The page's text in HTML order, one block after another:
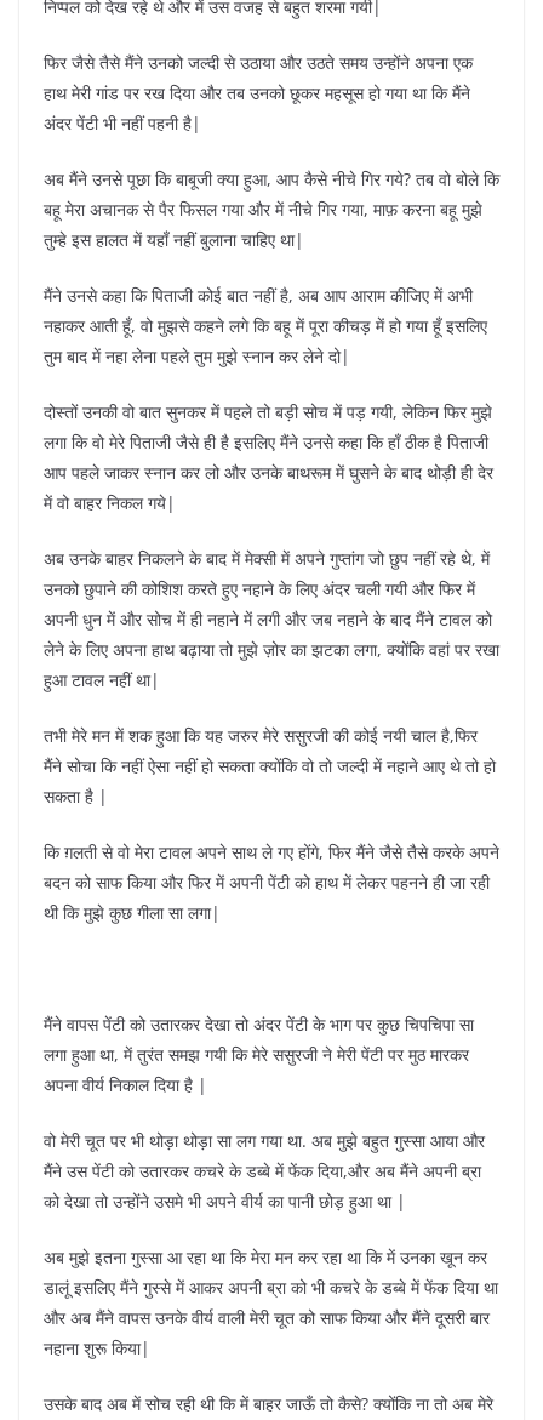
निप्पल को देख रहे थे और में उस वजह से बहुत शरमा गयी|
फिर जैसे तैसे मैंने उनको जल्दी से उठाया और उठते समय उन्होंने अपना एक
हाथ मेरी गांड पर रख दिया और तब उनको छूकर महसूस हो गया था कि मैंने
अंदर पेंटी भी नहीं पहनी है|
अब मैंने उनसे पूछा कि बाबूजी क्या हुआ, आप कैसे नीचे गिर गये? तब वो बोले कि
बहू मेरा अचानक से पैर फिसल गया और में नीचे गिर गया, माफ़ करना बहू मुझे
तुम्हे इस हालत में यहाँ नहीं बुलाना चाहिए था|
मैंने उनसे कहा कि पिताजी कोई बात नहीं है, अब आप आराम कीजिए में अभी
नहाकर आती हूँ, वो मुझसे कहने लगे कि बहू में पूरा कीचड़ में हो गया हूँ इसलिए
तुम बाद में नहा लेना पहले तुम मुझे स्नान कर लेने दो|
दोस्तों उनकी वो बात सुनकर में पहले तो बड़ी सोच में पड़ गयी, लेकिन फिर मुझे
लगा कि वो मेरे पिताजी जैसे ही है इसलिए मैंने उनसे कहा कि हाँ ठीक है पिताजी
आप पहले जाकर स्नान कर लो और उनके बाथरूम में घुसने के बाद थोड़ी ही देर
में वो बाहर निकल गये|
अब उनके बाहर निकलने के बाद में मेक्सी में अपने गुप्तांग जो छुप नहीं रहे थे, में
उनको छुपाने की कोशिश करते हुए नहाने के लिए अंदर चली गयी और फिर में
अपनी धुन में और सोच में ही नहाने में लगी और जब नहाने के बाद मैंने टावल को
लेने के लिए अपना हाथ बढ़ाया तो मुझे ज़ोर का झटका लगा, क्योंकि वहां पर रखा
हुआ टावल नहीं था|
तभी मेरे मन में शक हुआ कि यह जरुर मेरे ससुरजी की कोई नयी चाल है,फिर
मैंने सोचा कि नहीं ऐसा नहीं हो सकता क्योंकि वो तो जल्दी में नहाने आए थे तो हो
सकता है |
कि ग़लती से वो मेरा टावल अपने साथ ले गए होंगे, फिर मैंने जैसे तैसे करके अपने
बदन को साफ किया और फिर में अपनी पेंटी को हाथ में लेकर पहनने ही जा रही
थी कि मुझे कुछ गीला सा लगा|
मैंने वापस पेंटी को उतारकर देखा तो अंदर पेंटी के भाग पर कुछ चिपचिपा सा
लगा हुआ था, में तुरंत समझ गयी कि मेरे ससुरजी ने मेरी पेंटी पर मुठ मारकर
अपना वीर्य निकाल दिया है |
वो मेरी चूत पर भी थोड़ा थोड़ा सा लग गया था. अब मुझे बहुत गुस्सा आया और
मैंने उस पेंटी को उतारकर कचरे के डब्बे में फेंक दिया,और अब मैंने अपनी ब्रा
को देखा तो उन्होंने उसमे भी अपने वीर्य का पानी छोड़ हुआ था |
अब मुझे इतना गुस्सा आ रहा था कि मेरा मन कर रहा था कि में उनका खून कर
डालूं इसलिए मैंने गुस्से में आकर अपनी ब्रा को भी कचरे के डब्बे में फेंक दिया था
और अब मैंने वापस उनके वीर्य वाली मेरी चूत को साफ किया और मैंने दूसरी बार
नहाना शुरू किया|
उसके बाद अब में सोच रही थी कि में बाहर जाऊँ तो कैसे? क्योंकि ना तो अब मेरे